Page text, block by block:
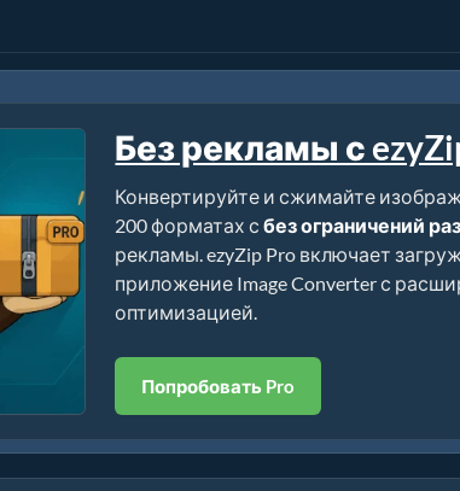
Без рекламы с
Конвертируйте и сжимайте
200 форматах сбез ограничений
рекламы. ezyZip Pro включает
приложение Image Converter с
оптимизацией.
Попробовать Pro